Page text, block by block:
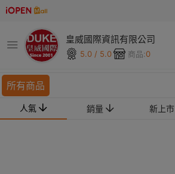
皇威國際資訊有限公司
5.0 / 5.0 商品:0
所有商品
人氣 銷量 新上市